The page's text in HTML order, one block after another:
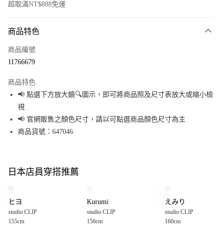
超取滿NT$888免運
信用卡一次付款
Apple Pay
街口支付
悠遊付
全盈+PAY
【大哥付你分期使用說明】
1.本服務由台灣大哥大提供，台灣大哥大用戶可立即使用無須另外申請。
2.付款方式選擇「大哥付你分期」，訂單成立後會自動跳轉到大哥付的交易
AFTEE先享後付
商品特色
商品編號
11766679
商品特色
📢 點選下方放大鏡🔍圖示，即可將商品照及尺寸表放大或縮小檢
視
📢 官網販售之顏色尺寸，請以可點選商品顏色尺寸為主
商品貨號：647046
日本店員穿搭推薦
ヒヨ
studio CLIP
155cm
Kurumi
studio CLIP
156cm
えみり
studio CLIP
160cm